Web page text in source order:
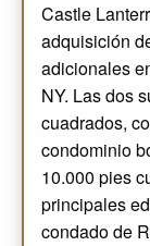
Castle
adquisición
adicionales
NY. Las dos
cuadrados,
condominio
10.000 pies
principales
condado de